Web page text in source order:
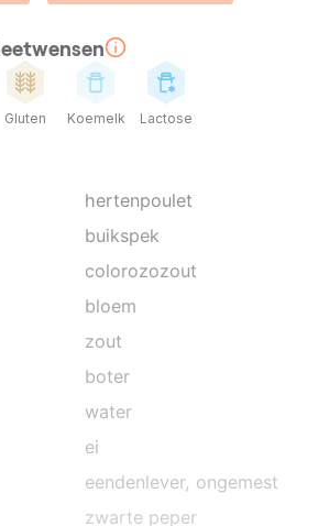
Gluten Koemelk Lactose
hertenpoulet
buikspek
colorozozout
bloem
zout
boter
water
ei
eendenlever, ongemest
zwarte peper